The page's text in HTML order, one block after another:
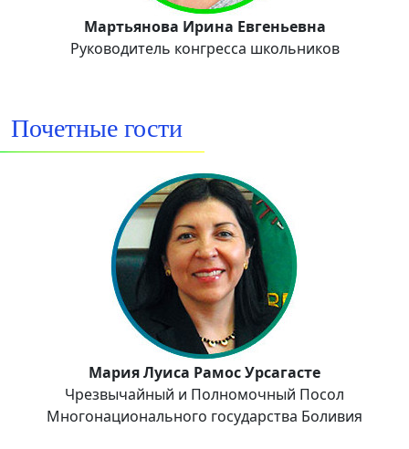
Мартьянова Ирина Евгеньевна
Руководитель конгресса школьников
Почетные гости
Мария Луиса Рамос Урсагасте
Чрезвычайный и Полномочный Посол
Многонационального государства Боливия